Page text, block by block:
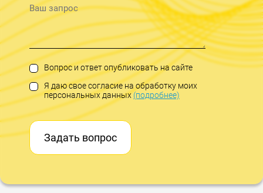
Вопрос и ответ опубликовать на сайте
Я даю свое согласие на обработку моих
персональных данных(подробнее)
Задать вопрос